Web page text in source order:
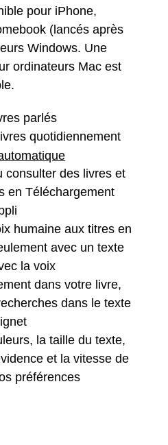
pour iPhone,
(lancés après
Windows. Une
ordinateurs Mac est
parlés
quotidiennement
consulter des livres et
en Téléchargement
humaine aux titres en
avec un texte
la voix
dans votre livre,
dans le texte
la taille du texte,
et la vitesse de
préférences